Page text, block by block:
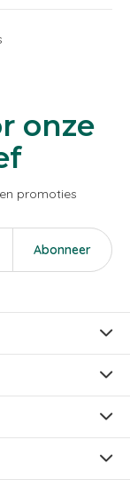
onze
promoties
Abonneer